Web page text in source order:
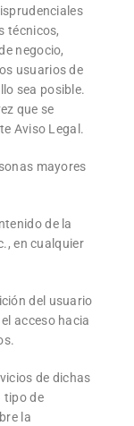
técnicos,
negocio,
usuarios de
sea posible.
que se
Aviso Legal.
mayores
de la
en cualquier
del usuario
acceso hacia
de dichas
tipo de
la